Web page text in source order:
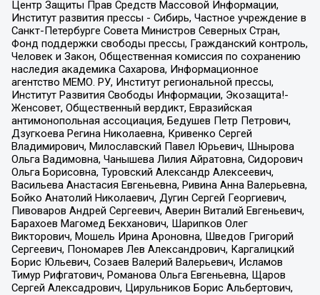
Центр Защиты Прав Средств Массовой Информации,
Институт развития прессы - Сибирь, Частное учреждение в
Санкт-Петербурге Совета Министров Северных Стран,
Фонд поддержки свободы прессы, Гражданский контроль,
Человек и Закон, Общественная комиссия по сохранению
наследия академика Сахарова, Информационное
агентство МЕМО. РУ, Институт региональной прессы,
Институт Развития Свободы Информации, Экозащита!-
Женсовет, Общественный вердикт, Евразийская
антимонопольная ассоциация, Бедушев Петр Петрович,
Дзугкоева Регина Николаевна, Кривенко Сергей
Владимирович, Милославский Павел Юрьевич, Шнырова
Ольга Вадимовна, Чанышева Лилия Айратовна, Сидорович
Ольга Борисовна, Туровский Александр Алексеевич,
Васильева Анастасия Евгеньевна, Ривина Анна Валерьевна,
Бойко Анатолий Николаевич, Дугин Сергей Георгиевич,
Пивоваров Андрей Сергеевич, Аверин Виталий Евгеньевич,
Барахоев Магомед Бекханович, Шарипков Олег
Викторович, Мошель Ирина Ароновна, Шведов Григорий
Сергеевич, Пономарев Лев Александрович, Каргалицкий
Борис Юльевич, Созаев Валерий Валерьевич, Исламов
Тимур Рифгатович, Романова Ольга Евгеньевна, Щаров
Сергей Алексадрович, Цирульников Борис Альбертович,